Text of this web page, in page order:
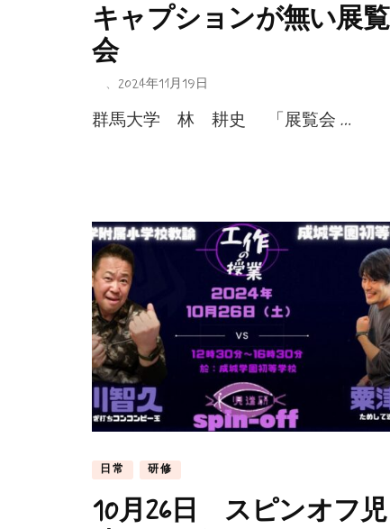
キャプションが無い展覧
会
、 2024年11月19日
群馬大学 林 耕史 「展覧会 …
日常 研修
10月26日 スピンオフ児